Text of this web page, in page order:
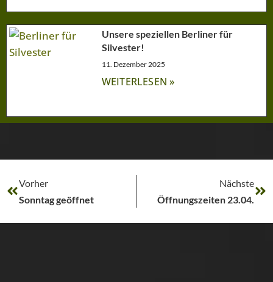
Unsere speziellen Berliner für
Silvester!
11. Dezember 2025
WEITERLESEN »
Vorher
Sonntag geöffnet
Nächste
Öffnungszeiten 23.04.